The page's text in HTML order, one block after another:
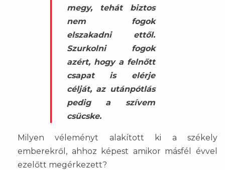
megy, tehát biztos
nem fogok
elszakadni ettől.
Szurkolni fogok
azért, hogy a felnőtt
csapat is elérje
célját, az utánpótlás
pedig a szívem
csücske.
Milyen véleményt alakított ki a székely
emberekről, ahhoz képest amikor másfél évvel
ezelőtt megérkezett?